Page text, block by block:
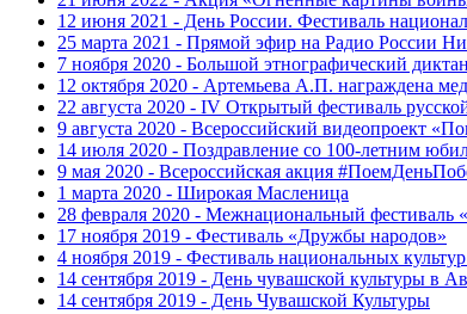
12 июня 2021 - День России. Фестиваль
25 марта 2021 - Прямой эфир на Радио России
7 ноября 2020 - Большой этнографический
12 октября 2020 - Артемьева А.П. награждена
22 августа 2020 - IV Открытый фестиваль
9 августа 2020 - Всероссийский видеопроект
14 июля 2020 - Поздравление со 100-летним
9 мая 2020 - Всероссийская акция
1 марта 2020 - Широкая Масленица
28 февраля 2020 - Межнациональный
17 ноября 2019 - Фестиваль «Дружбы народов»
4 ноября 2019 - Фестиваль национальных
14 сентября 2019 - День чувашской культуры в
14 сентября 2019 - День Чувашской Культуры